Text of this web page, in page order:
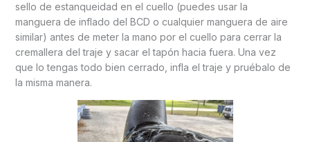
sello de estanqueidad en el cuello (puedes usar la
manguera de inflado del BCD o cualquier manguera de aire
similar) antes de meter la mano por el cuello para cerrar la
cremallera del traje y sacar el tapón hacia fuera. Una vez
que lo tengas todo bien cerrado, infla el traje y pruébalo de
la misma manera.